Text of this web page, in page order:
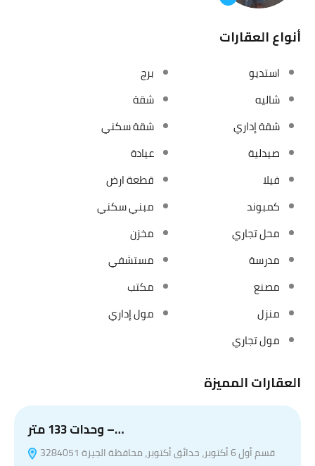
أنواع العقارات
استديو
برج
شاليه
شقة
شقة إداري
شقة سكني
صيدلية
عيادة
فيلا
قطعة ارض
كمبوند
مبني سكني
محل تجاري
مخزن
مدرسة
مستشفي
مصنع
مكتب
منزل
مول إداري
مول تجاري
العقارات المميزة
وحدات 133 متر –…
قسم أول 6 أكتوبر، حدائق أكتوبر، محافظة الجيزة 3284051